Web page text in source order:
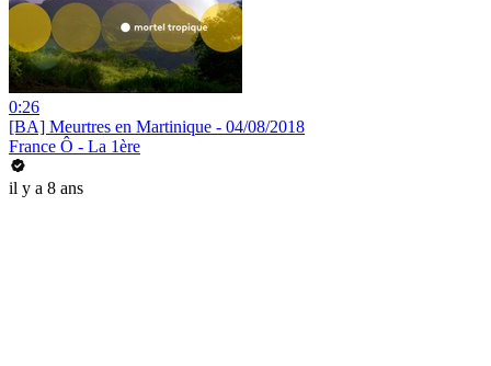
0:26
[BA] Meurtres en Martinique - 04/08/2018
France Ô - La 1ère
il y a 8 ans